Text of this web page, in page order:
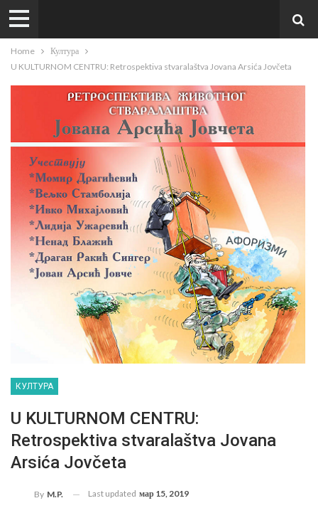
Home
Култура
U KULTURNOM CENTRU: Retrospektiva stvaralaštva Jovana Arsića Jovčeta
КУЛТУРА
U KULTURNOM CENTRU:
Retrospektiva stvaralaštva Jovana
Arsića Jovčeta
By M.P. Last updated мар 15, 2019